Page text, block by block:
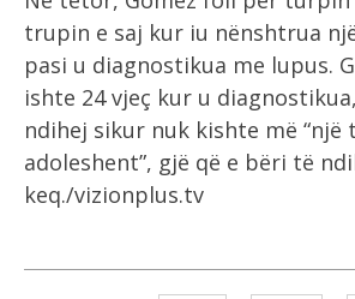
trupin e saj kur iu nënshtrua
pasi u diagnostikua me lupus.
ishte 24 vjeç kur u
ndihej sikur nuk kishte më “një
adoleshent”, gjë që e bëri të
keq./vizionplus.tv